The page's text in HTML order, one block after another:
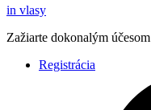
in vlasy
Zažiarte dokonalým účesom
Registrácia